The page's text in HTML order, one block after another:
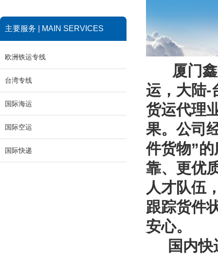
主要服务 | MAIN SERVICES
欧洲铁运专线
台湾专线
国际海运
国际空运
国际快递
厦门鑫
运，大陆-
货运代理
果。公司
件货物”
靠、更优
人才队伍
跟踪货件
安心。
国内